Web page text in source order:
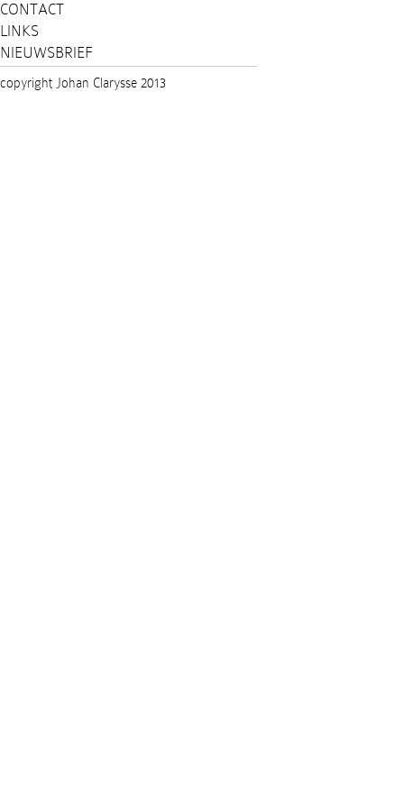
CONTACT
LINKS
NIEUWSBRIEF
copyright Johan Clarysse 2013